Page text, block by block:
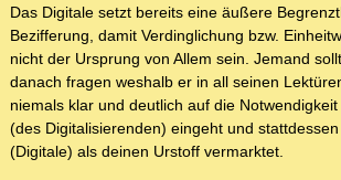
Das Digitale setzt bereits eine äußere
Bezifferung, damit Verdinglichung bzw.
nicht der Ursprung von Allem sein. Jemand
danach fragen weshalb er in all seinen
niemals klar und deutlich auf die
(des Digitalisierenden) eingeht und
(Digitale) als deinen Urstoff vermarktet.